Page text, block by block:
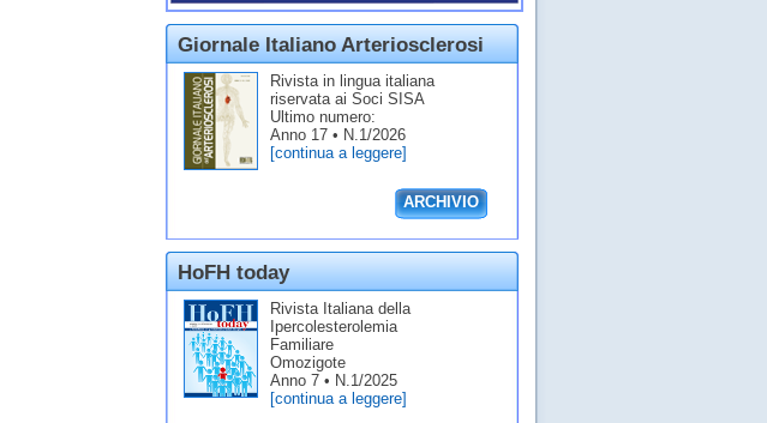
Giornale Italiano Arteriosclerosi
Rivista in lingua italiana
riservata ai Soci SISA
Ultimo numero:
Anno 17 • N.1/2026
[continua a leggere]
ARCHIVIO
HoFH today
Rivista Italiana della
Ipercolesterolemia
Familiare
Omozigote
Anno 7 • N.1/2025
[continua a leggere]